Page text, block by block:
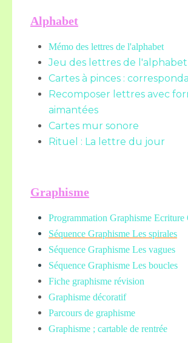
Alphabet
Mémo des lettres de l'alphabet
Jeu des lettres de l'alphabet
Cartes à pinces :
Recomposer lettres avec
aimantées
Cartes mur sonore
Rituel : La lettre du jour
Graphisme
Programmation Graphisme Ecriture
Séquence Graphisme Les spirales
Séquence Graphisme Les vagues
Séquence Graphisme Les boucles
Fiche graphisme révision
Graphisme décoratif
Parcours de graphisme
Graphisme ; cartable de rentrée